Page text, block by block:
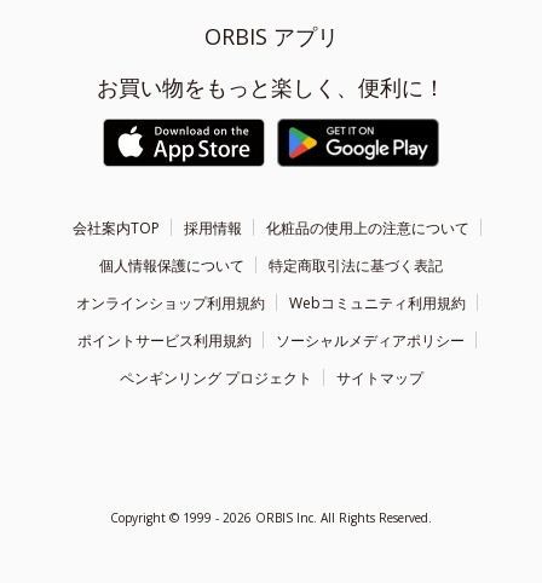
ORBIS アプリ
お買い物をもっと楽しく、便利に！
会社案内TOP 採用情報
化粧品の使用上の注意について
個人情報保護について
特定商取引法に基づく表記
オンラインショップ利用規約
Webコミュニティ利用規約
ポイントサービス利用規約
ソーシャルメディアポリシー
ペンギンリング プロジェクト
サイトマップ
Copyright © 1999 - 2026 ORBIS Inc. All Rights Reserved.